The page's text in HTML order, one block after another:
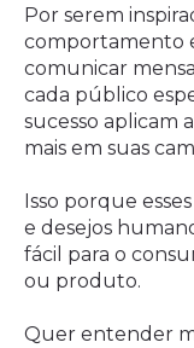
Por serem
comportamento
comunicar
cada público
sucesso aplicam
mais em suas
Isso porque
e desejos
fácil para o
ou produto.
Quer entender